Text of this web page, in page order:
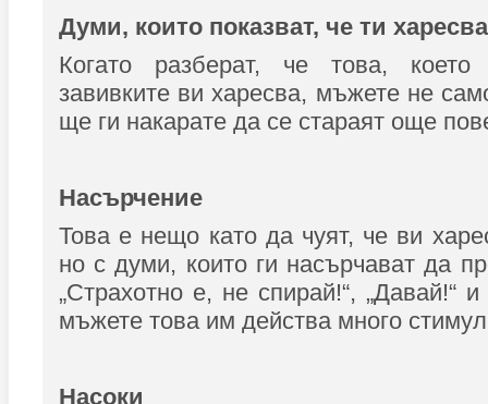
Думи, които показват, че ти харесва
Когато разберат, че това,
завивките ви харесва, мъжете не
ще ги накарате да се стараят още
Насърчение
Това е нещо като да чуят, че ви
но с думи, които ги насърчават да
„Страхотно е, не спирай!“, „Давай!“
мъжете това им действа много
Насоки